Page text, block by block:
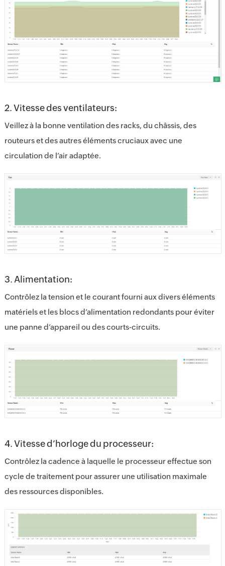
2. Vitesse des ventilateurs:
Veillez à la bonne ventilation des racks, du châssis, des
routeurs et des autres éléments cruciaux avec une
circulation de l’air adaptée.
3. Alimentation:
Contrôlez la tension et le courant fourni aux divers éléments
matériels et les blocs d’alimentation redondants pour éviter
une panne d’appareil ou des courts-circuits.
4. Vitesse d’horloge du processeur:
Contrôlez la cadence à laquelle le processeur effectue son
cycle de traitement pour assurer une utilisation maximale
des ressources disponibles.